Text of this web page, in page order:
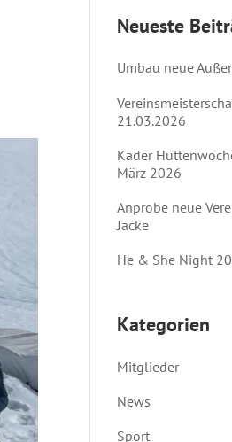
Neueste
Umbau neue
21.03.2026
Kader
März 2026
Anprobe neue
Jacke
He & She Night
Kategorien
Mitglieder
News
Sport